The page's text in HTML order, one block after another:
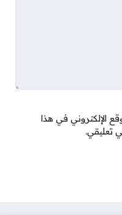
الإلكتروني في هذا
تعليقي.